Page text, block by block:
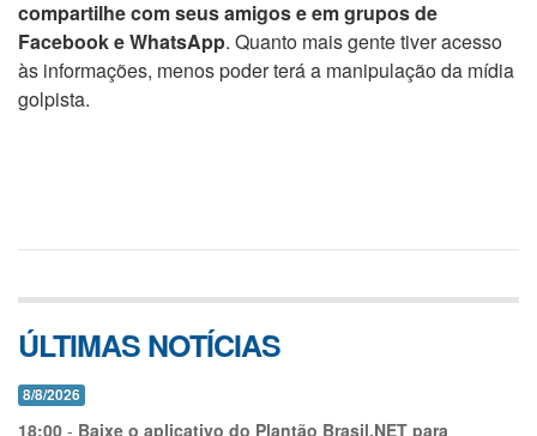
compartilhe com seus amigos e em grupos de
Facebook e WhatsApp. Quanto mais gente tiver acesso
às informações, menos poder terá a manipulação da mídia
golpista.
ÚLTIMAS NOTÍCIAS
8/8/2026
18:00 - Baixe o aplicativo do Plantão Brasil.NET para